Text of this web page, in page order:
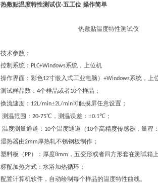
热敷贴温度特性测试仪-五工位 操作简单
热敷贴温度特性测试仪
技术参数：
控制系统： PLC+Windows系统，上位机
操作界面：彩色12寸嵌入式工业电脑） +Windows系统，上
测试样品数： 4个样品或者10个样品；
换流速度： 12L/min±2L/min可触摸屏任意设置 ；
测温范围： 20-75℃，测温误差：±0.1℃；
温度测量通道： 10个温度通道（ 10个高精度传感器，量程：
湿热器由2mm厚热轧不锈钢板制作 ；
塑料板（ PP） ： 厚度8mm ，五变形或者四方形套在测试箱上
标配加热方式： 水浴加热循环；
配置计算机软件，自动绘制每个样品的温度特性曲线。